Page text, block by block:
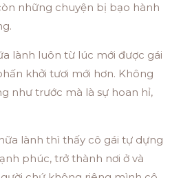
những chuyện bị bạo hành
lành luôn từ lúc mới được gái
khởi tươi mới hơn. Không
như trước mà là sự hoan hỉ,
lành thì thấy cô gái tự dựng
phúc, trở thành nơi ở và